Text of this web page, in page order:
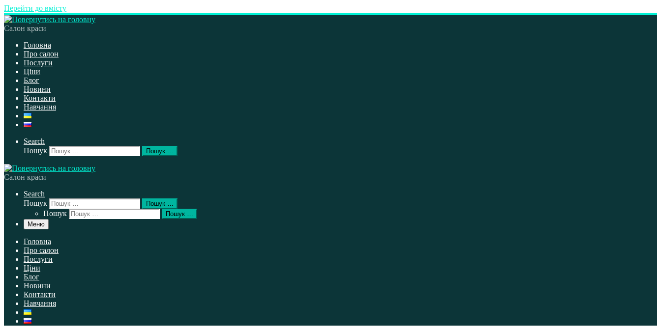
Перейти до вмісту
Салон краси
Головна
Про салон
Послуги
Ціни
Блог
Новини
Контакти
Навчання
Search
Пошук
Пошук …
Салон краси
Search
Пошук
Пошук …
Пошук
Пошук …
Меню
Головна
Про салон
Послуги
Ціни
Блог
Новини
Контакти
Навчання